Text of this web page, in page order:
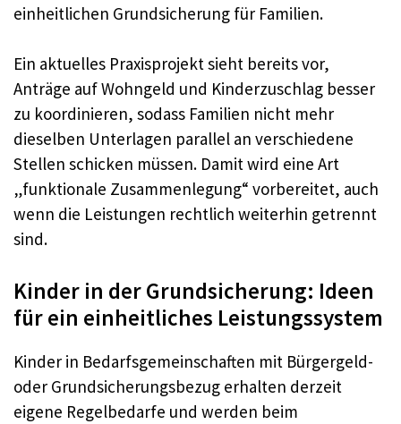
einheitlichen Grundsicherung für Familien.
Ein aktuelles Praxisprojekt sieht bereits vor,
Anträge auf Wohngeld und Kinderzuschlag besser
zu koordinieren, sodass Familien nicht mehr
dieselben Unterlagen parallel an verschiedene
Stellen schicken müssen. Damit wird eine Art
„funktionale Zusammenlegung“ vorbereitet, auch
wenn die Leistungen rechtlich weiterhin getrennt
sind.
Kinder in der Grundsicherung: Ideen
für ein einheitliches Leistungssystem
Kinder in Bedarfsgemeinschaften mit Bürgergeld-
oder Grundsicherungsbezug erhalten derzeit
eigene Regelbedarfe und werden beim